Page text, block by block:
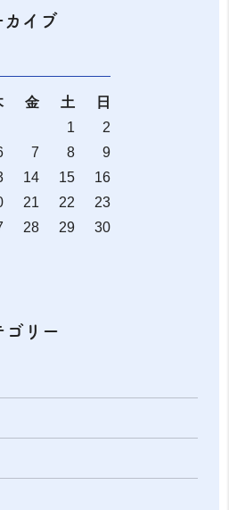
カイブ
金 土
日
1
2
7 8
9
14 15
16
21 22
23
28 29
30
ゴリー